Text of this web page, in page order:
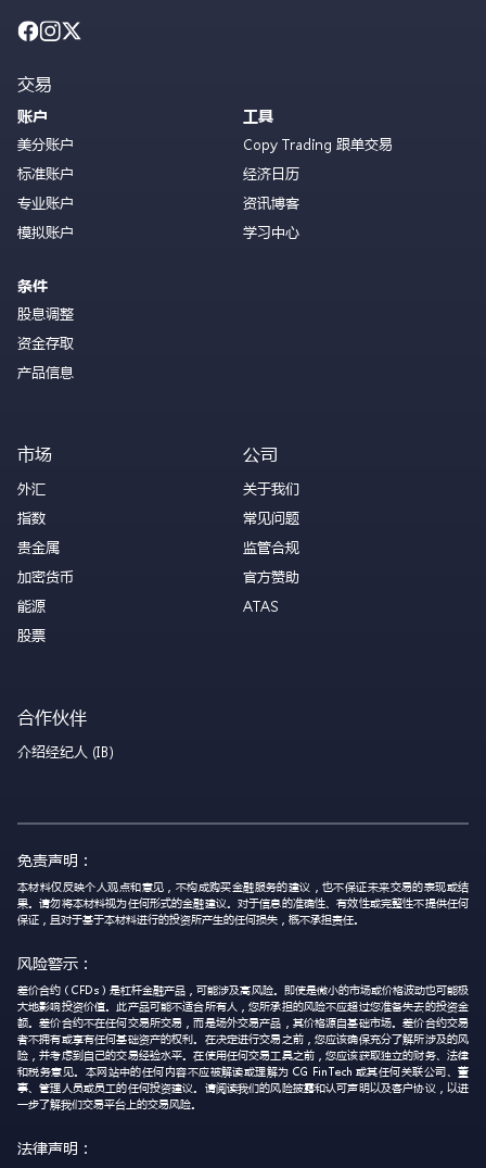
交易
账户
美分账户
标准账户
专业账户
模拟账户
条件
股息调整
资金存取
产品信息
工具
Copy Trading 跟单交易
经济日历
资讯博客
学习中心
市场
外汇
指数
贵金属
加密货币
能源
股票
公司
关于我们
常见问题
监管合规
官方赞助
ATAS
合作伙伴
介绍经纪人 (IB)
免责声明：
本材料仅反映个人观点和意见，不构成购买金融服务的建议，也不保证未来交易的表现或结
果。请勿将本材料视为任何形式的金融建议。对于信息的准确性、有效性或完整性不提供任何
保证，且对于基于本材料进行的投资所产生的任何损失，概不承担责任。
风险警示：
差价合约（CFDs）是杠杆金融产品，可能涉及高风险。即使是微小的市场或价格波动也可能极
大地影响投资价值。此产品可能不适合所有人，您所承担的风险不应超过您准备失去的投资金
额。差价合约不在任何交易所交易，而是场外交易产品，其价格源自基础市场。差价合约交易
者不拥有或享有任何基础资产的权利。在决定进行交易之前，您应该确保充分了解所涉及的风
险，并考虑到自己的交易经验水平。在使用任何交易工具之前，您应该获取独立的财务、法律
和税务意见。本网站中的任何内容不应被解读或理解为 CG FinTech 或其任何关联公司、董
事、管理人员或员工的任何投资建议。请阅读我们的风险披露和认可声明以及客户协议，以进
一步了解我们交易平台上的交易风险。
法律声明：